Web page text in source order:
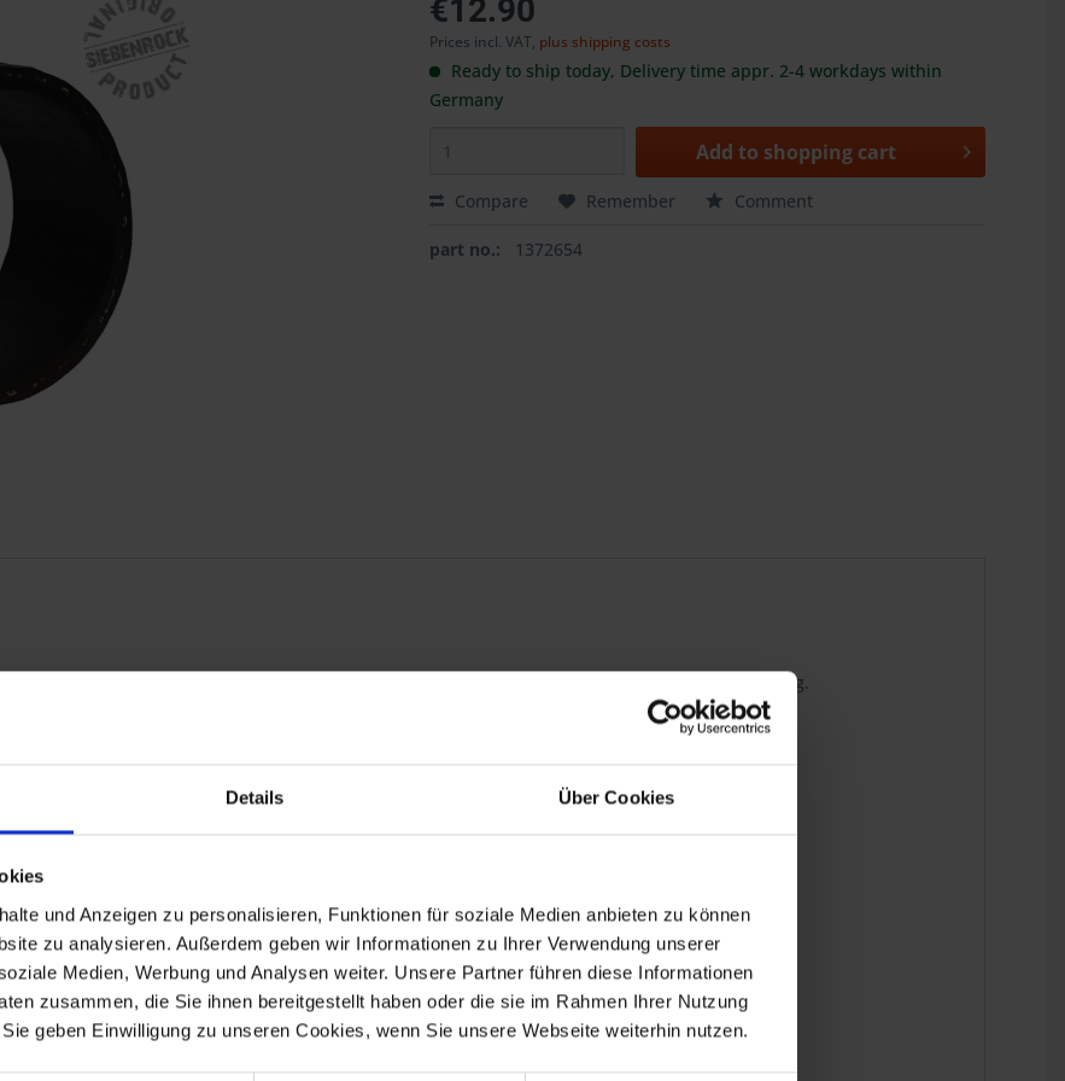
Details Über Cookies
und Anzeigen zu personalisieren, Funktionen für soziale Medien anbieten zu können
zu analysieren. Außerdem geben wir Informationen zu Ihrer Verwendung unserer
Medien, Werbung und Analysen weiter. Unsere Partner führen diese Informationen
zusammen, die Sie ihnen bereitgestellt haben oder die sie im Rahmen Ihrer Nutzung
geben Einwilligung zu unseren Cookies, wenn Sie unsere Webseite weiterhin nutzen.
€12.90
Prices incl. VAT, plus shipping costs
Ready to ship today, Delivery time appr. 2-4 workdays within
Germany
Add to shopping cart
Compare Remember Comment
part no.: 1372654
not be missing in any carburetor overhaul. Age-related cracks often lead to poor engine running.
Boxer models
R 80RT, R 80G/S, R 80ST,